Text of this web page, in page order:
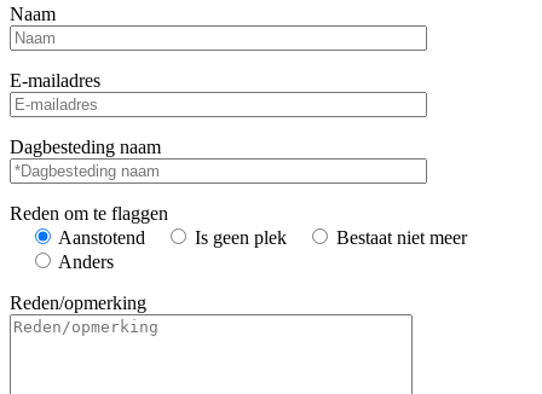
Naam
E-mailadres
Dagbesteding naam
Reden om te flaggen
Aanstotend
Is geen plek
Bestaat niet meer
Anders
Reden/opmerking